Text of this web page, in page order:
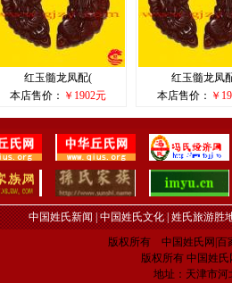
红玉髓龙凤配(
本店售价： ￥1902元
红玉髓龙凤
本店售价： ￥
中国姓氏新闻|中国姓氏文化|姓氏旅游胜
版权所有 中国姓氏网|百
版权所有 中国姓氏
地址：天津市河